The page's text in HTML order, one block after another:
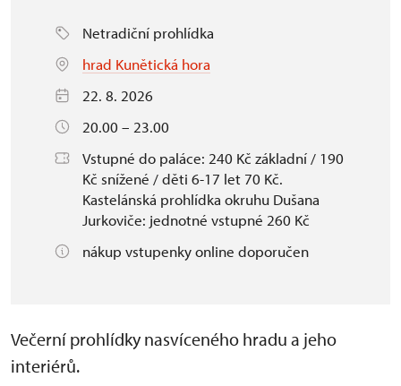
Netradiční prohlídka
hrad Kunětická hora
22. 8. 2026
20.00 – 23.00
Vstupné do paláce: 240 Kč základní / 190
Kč snížené / děti 6-17 let 70 Kč.
Kastelánská prohlídka okruhu Dušana
Jurkoviče: jednotné vstupné 260 Kč
nákup vstupenky online doporučen
Večerní prohlídky nasvíceného hradu a jeho
interiérů.